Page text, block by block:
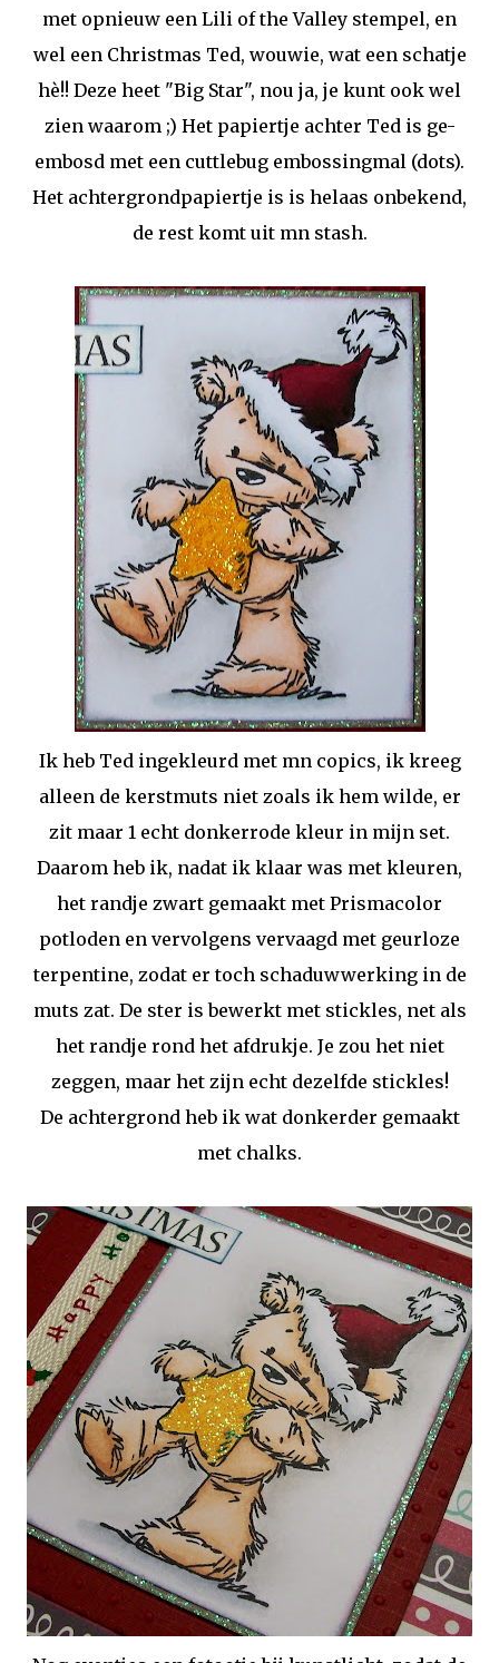
met opnieuw een Lili of the Valley stempel, en
wel een Christmas Ted, wouwie, wat een schatje
hè!! Deze heet "Big Star", nou ja, je kunt ook wel
zien waarom ;) Het papiertje achter Ted is ge-
embosd met een cuttlebug embossingmal (dots).
Het achtergrondpapiertje is is helaas onbekend,
de rest komt uit mn stash.
Ik heb Ted ingekleurd met mn copics, ik kreeg
alleen de kerstmuts niet zoals ik hem wilde, er
zit maar 1 echt donkerrode kleur in mijn set.
Daarom heb ik, nadat ik klaar was met kleuren,
het randje zwart gemaakt met Prismacolor
potloden en vervolgens vervaagd met geurloze
terpentine, zodat er toch schaduwwerking in de
muts zat. De ster is bewerkt met stickles, net als
het randje rond het afdrukje. Je zou het niet
zeggen, maar het zijn echt dezelfde stickles!
De achtergrond heb ik wat donkerder gemaakt
met chalks.